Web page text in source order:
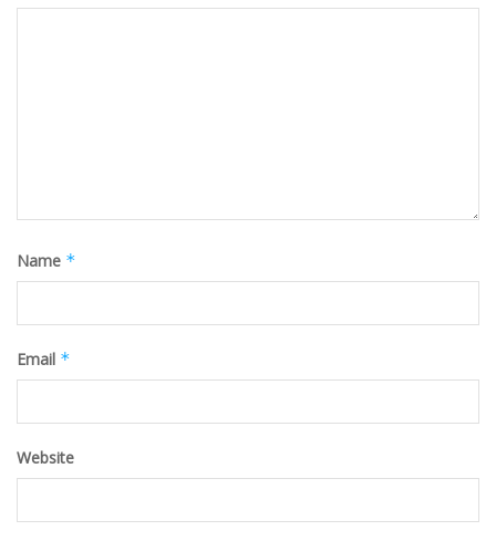
Name *
Email *
Website